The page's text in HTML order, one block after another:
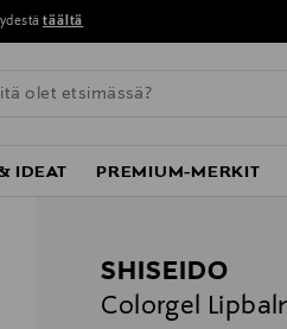
täältä
IDEAT PREMIUM-MERKIT
SHISEIDO
Colorgel